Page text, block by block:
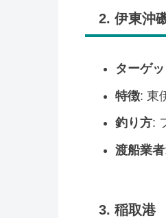
2. 伊東沖
ターゲッ
特徴: 東
釣り方:
渡船業者
3. 稲取港